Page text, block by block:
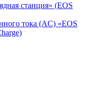
станция» (EOS
тока (AC) «EOS